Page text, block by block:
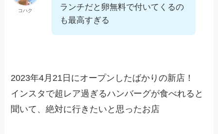
コハク
ランチだと卵無料で付いてくるの
も最高すぎる
2023年4月21日にオープンしたばかりの新店！
インスタで超レア過ぎるハンバーグが食べれると
聞いて、絶対に行きたいと思ったお店